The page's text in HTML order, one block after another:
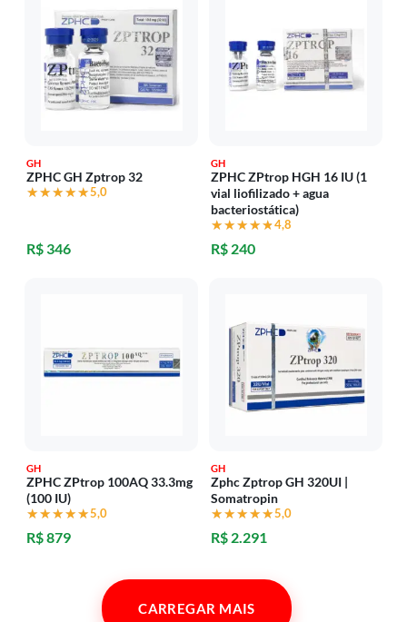
GH
ZPHC GH Zptrop 32
★★★★★
★★★★★5,0
R$ 346
GH
ZPHC ZPtrop HGH 16 IU (1
vial liofilizado + agua
bacteriostática)
★★★★★
★★★★★4,8
R$ 240
GH
ZPHC ZPtrop 100AQ 33.3mg
(100 IU)
★★★★★
★★★★★5,0
R$ 879
GH
Zphc Zptrop GH 320UI |
Somatropin
★★★★★
★★★★★5,0
R$ 2.291
CARREGAR MAIS